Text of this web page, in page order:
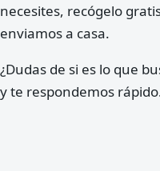
necesites, recógelo
enviamos a casa.
¿Dudas de si es lo que
y te respondemos